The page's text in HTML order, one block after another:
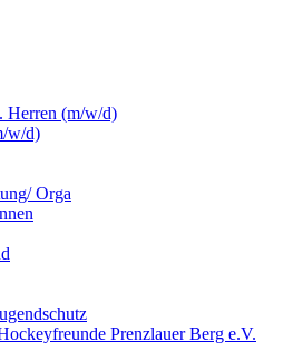
Herren (m/w/d)
w/d)
Orga
Prenzlauer Berg e.V.